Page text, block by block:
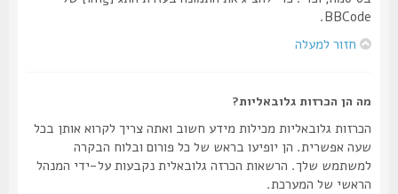
BBCode.
חזור למעלה
מה הן הכרזות גלובאליות?
הכרזות גלובאליות מכילות מידע חשוב ואתה צריך לקרוא אותן בכל
שעה אפשרית. הן יופיעו בראש של כל פורום ובלוח הבקרה
למשתמש שלך. הרשאות הכרזה גלובאלית נקבעות על-ידי המנהל
הראשי של המערכת.